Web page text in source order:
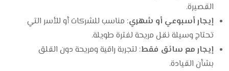
القصيرة.
إيجار أسبوعي أو شهري: مناسب للشركات أو للأسر التي
تحتاج وسيلة نقل مريحة لفترة طويلة.
إيجار مع سائق فقط: لتجربة راقية ومريحة دون القلق
بشأن القيادة.